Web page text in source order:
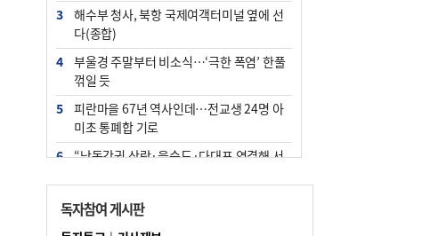
3
해수부 청사, 북항 국제여객터미널 옆에 선
다(종합)
4
부울경 주말부터 비소식…‘극한 폭염’ 한풀
꺾일 듯
5
피란마을 67년 역사인데…전교생 24명 아
미초 통폐합 기로
6
“낙동강권 삼락·을숙도·다대포 연결해 서
7
오늘의 날씨- 2026년 8월 7일
8
[사설] 해수부 신청사 북항으로 확정, 해양
독자참여 게시판